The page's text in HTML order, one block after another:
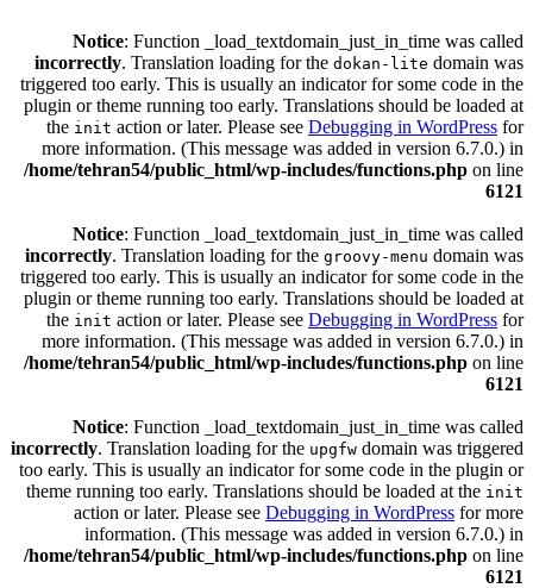
Notice: Function _load_textdomain_just_in_time was called
incorrectly. Translation loading for the dokan-lite domain was
triggered too early. This is usually an indicator for some code in the
plugin or theme running too early. Translations should be loaded at
the init action or later. Please see Debugging in WordPress for
more information. (This message was added in version 6.7.0.) in
/home/tehran54/public_html/wp-includes/functions.php on line
6121
Notice: Function _load_textdomain_just_in_time was called
incorrectly. Translation loading for the groovy-menu domain was
triggered too early. This is usually an indicator for some code in the
plugin or theme running too early. Translations should be loaded at
the init action or later. Please see Debugging in WordPress for
more information. (This message was added in version 6.7.0.) in
/home/tehran54/public_html/wp-includes/functions.php on line
6121
Notice: Function _load_textdomain_just_in_time was called
incorrectly. Translation loading for the upgfw domain was triggered
too early. This is usually an indicator for some code in the plugin or
theme running too early. Translations should be loaded at the init
action or later. Please see Debugging in WordPress for more
information. (This message was added in version 6.7.0.) in
/home/tehran54/public_html/wp-includes/functions.php on line
6121